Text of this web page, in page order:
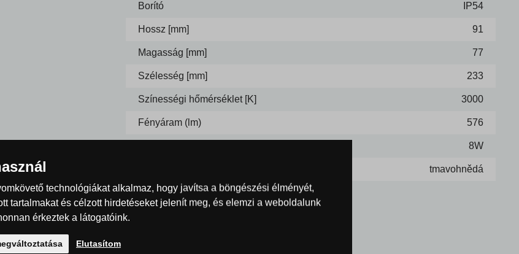
Borító IP54
Hossz [mm] 91
Magasság [mm] 77
Szélesség [mm] 233
Színességi hőmérséklet [K] 3000
Fényáram (lm) 576
8W
tmavohnědá
technológiákat alkalmaz, hogy javítsa a böngészési élményét,
tartalmakat és célzott hirdetéseket jelenít meg, és elemzi a weboldalunk
érkeztek a látogatóink.
Elutasítom